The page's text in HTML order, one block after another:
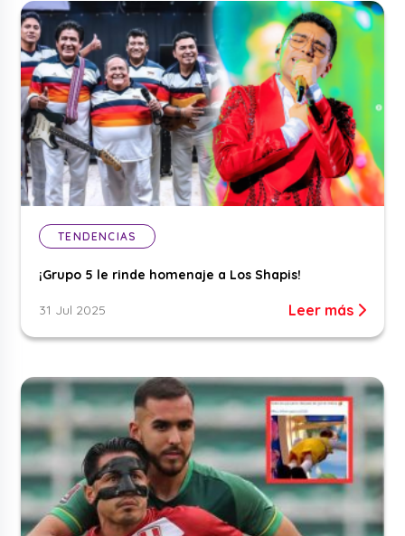
TENDENCIAS
¡Grupo 5 le rinde homenaje a Los Shapis!
31 Jul 2025 Leer más